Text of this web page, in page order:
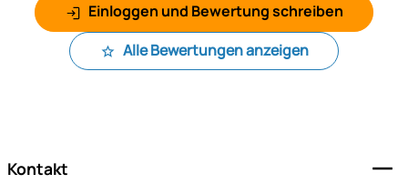
Einloggen und Bewertung schreiben
Alle Bewertungen anzeigen
Kontakt